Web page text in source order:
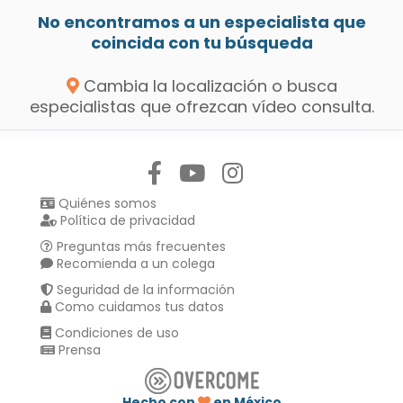
No encontramos a un especialista que
coincida con tu búsqueda
Cambia la localización o busca
especialistas que ofrezcan vídeo consulta.
Quiénes somos
Política de privacidad
Preguntas más frecuentes
Recomienda a un colega
Seguridad de la información
Como cuidamos tus datos
Condiciones de uso
Prensa